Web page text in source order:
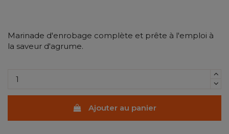
Marinade d'enrobage complète et prête à l'emploi à
la saveur d'agrume.
Ajouter au panier